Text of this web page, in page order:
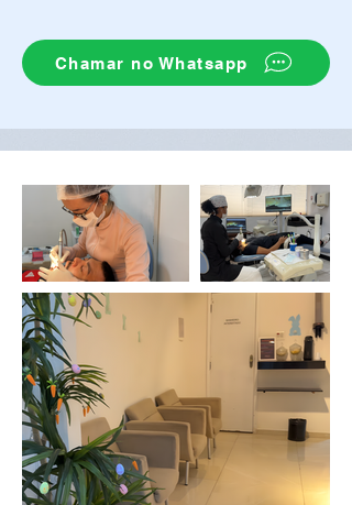
Chamar no Whatsapp